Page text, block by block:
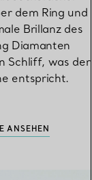
dem Ring und
Brillanz des
Diamanten
Schliff, was der
entspricht.
ANSEHEN